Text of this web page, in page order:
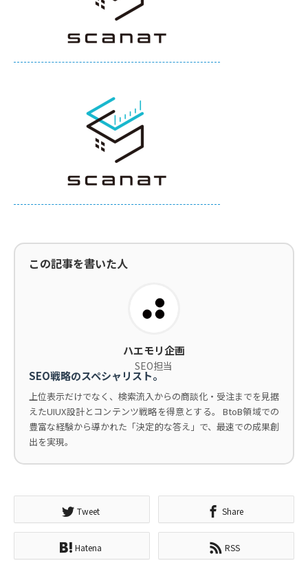
この記事を書いた人
ハエモリ企画
SEO担当
SEO戦略のスペシャリスト。
上位表示だけでなく、検索流入からの商談化・受注までを見据
えたUIUX設計とコンテンツ戦略を得意とする。 BtoB領域での
豊富な経験から導かれた「決定的な答え」で、最速での成果創
出を実現。
Tweet Share
Hatena RSS